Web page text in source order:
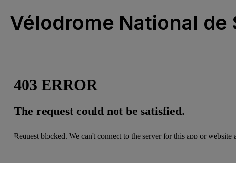
Vélodrome National